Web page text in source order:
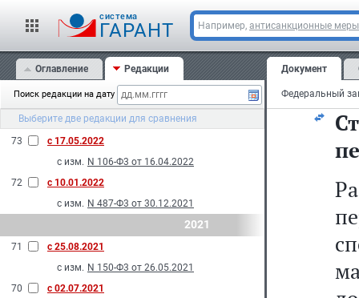
cистема
ГАРАНТ Например, антисанкционные меры
Оглавление Редакции
Поиск редакции на дату
Выберите две редакции для сравнения
N 232-Ф3 от 28.06.2022
N 326-Ф3 от 14.07.2022
75
с 27.08.2022
с изм. N 150-Ф3 от 28.05.2022
74
с 14.07.2022
с изм. N 286-Ф3 от 14.07.2022
73
с 17.05.2022
с изм. N 106-Ф3 от 16.04.2022
72
с 10.01.2022
с изм. N 487-Ф3 от 30.12.2021
2021
71
с 25.08.2021
с изм. N 150-Ф3 от 26.05.2021
70
с 02.07.2021
Документ